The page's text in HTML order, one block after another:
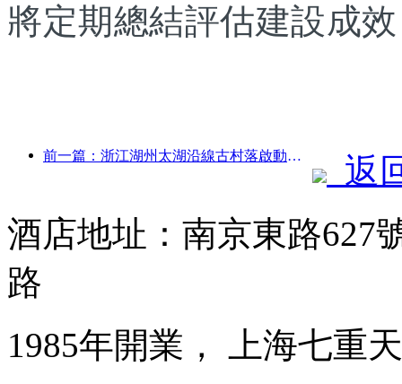
將定期總結評估建設成
前一篇：浙江湖州太湖沿線古村落啟動改造提升，投資近10億元
返
酒店地址：南京東路627
路
1985年開業， 上海七